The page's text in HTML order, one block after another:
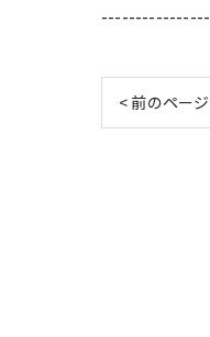
< 前のページ